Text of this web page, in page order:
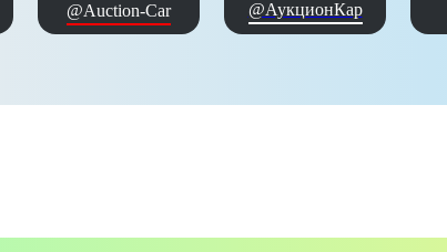
@Auction-Car @АукционКар